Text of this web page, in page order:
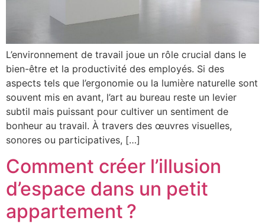
L’environnement de travail joue un rôle crucial dans le
bien-être et la productivité des employés. Si des
aspects tels que l’ergonomie ou la lumière naturelle sont
souvent mis en avant, l’art au bureau reste un levier
subtil mais puissant pour cultiver un sentiment de
bonheur au travail. À travers des œuvres visuelles,
sonores ou participatives, […]
Comment créer l’illusion
d’espace dans un petit
appartement ?